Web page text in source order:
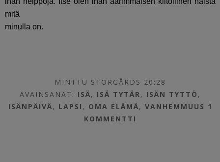
mitä
minulla on.
MINTTU STORGÅRDS 20:28
AVAINSANAT: ISÄ, ISÄ TYTÄR, ISÄN TYTTÖ ,
ISÄNPÄIVÄ, LAPSI , OMA ELÄMÄ, VANHEMMUUS 1
KOMMENTTI